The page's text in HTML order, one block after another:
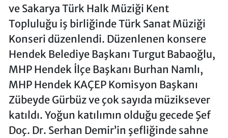
ve Sakarya Türk Halk Müziği Kent
Topluluğu iş birliğinde Türk Sanat Müziği
Konseri düzenlendi. Düzenlenen konsere
Hendek Belediye Başkanı Turgut Babaoğlu,
MHP Hendek İlçe Başkanı Burhan Namlı,
MHP Hendek KAÇEP Komisyon Başkanı
Zübeyde Gürbüz ve çok sayıda müziksever
katıldı. Yoğun katılımın olduğu gecede Şef
Doç. Dr. Serhan Demir’in şefliğinde sahne